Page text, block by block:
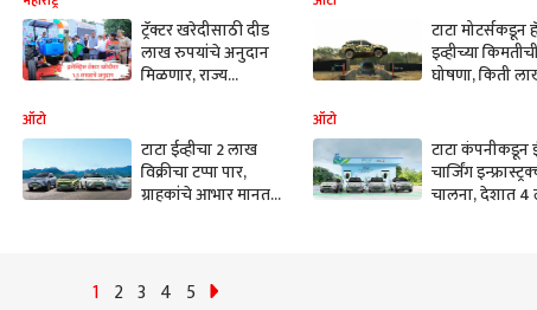
ट्रॅक्टर खरेदीसाठी दीड
लाख रुपयांचे अनुदान
मिळणार, राज्य
टक्के कमी होणार
टाटा मोटर्सकडून
इव्हीच्या
घोषणा, किती
वैशिष्ट्ये
ऑटो
टाटा ईव्हीचा 2 लाख
विक्रीचा टप्पा पार,
ग्राहकांचे आभार मानत
ऑटो
टाटा कंपनीकडून
चार्जिंग
चालना, देशात
1 2 3 4 5